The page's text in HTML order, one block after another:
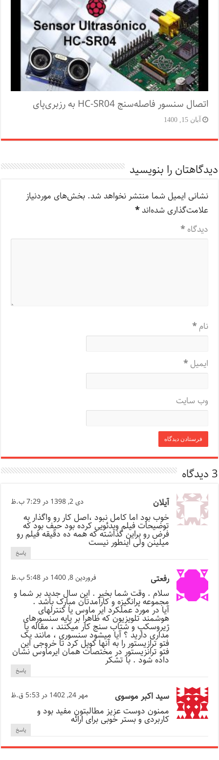
اتصال سنسور فاصله‌سنج HC-SR04 به رزبری‌پای
آبان 15, 1400
دیدگاهتان را بنویسید
نشانی ایمیل شما منتشر نخواهد شد. بخش‌های موردنیاز
علامت‌گذاری شده‌اند*
دیدگاه*
نام*
ایمیل*
وب‌ سایت
3 دیدگاه
آیلان دی 2, 1398 در 7:29 ب.ظ
خوب بود اما کامل نبود ،اصل کار رو واگذار به
توضیحات فیلم ویدئویی کرده بود حیف بود که
فرض رو براین گذاشته که همه ده دقیقه فیلم رو
میلینن ولی اینطور نیست
پاسخ
رفعتی فروردین 8, 1400 در 5:48 ب.ظ
سلام . وقت شما بخیر . این سال جدید بر شما و
مجموعه پرانگیزه و کارآمدتان مبارک باشد .
آیا در مورد عملکرد ایر ماوس یا کنترلهای
هوشمند تلویزیون که ظاهرا بر پایه سنسورهای
ژیروسکپ و شتاب سنج کار میکنند ، مقاله یا
مداری دارید ؟ آیا میشود سنسوری ، مانند یک
فتو ترازیستور را به آنها کوپل کرد تا خروجی این
فتو ترانزیستور در مختصات همان ایرماوس نشان
داده شود . با تشکر
پاسخ
سید اکبر موسوی مهر 24, 1402 در 5:53 ق.ظ
ممنون دوست عزیز مطالبتون مفید بود و
کاربردی و بستر خوبی برای ارائه
پاسخ